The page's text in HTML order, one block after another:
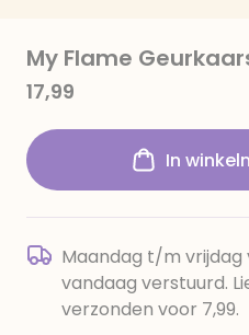
My Flame
17,99
In
Maandag t/m vrijdag
vandaag verstuurd.
verzonden voor 7,99.